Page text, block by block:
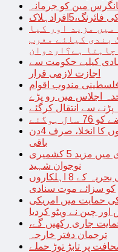
مین کو جرمانہ
مزید اور کیا
بندی کیلئے مغرب
ہے؟اردوان
کیلیے حکومت سے
اجازت لازمی قرار
مندوب اقوام
اجلاس میں رو پڑے
سے انتقال کرگئے
ہوگئے
غیر قانونی طور پر مقیم غیر ملکیوں کا انخلا، صرف 4دن
باقی
بھارتی فوج کی ریاستی دہشت گردی میں مزید 5 کشمیری
نوجوان شہید
جاسوسی کا الزام ثابت، قطر نے بھارتی بحریہ کے 8 اہلکاروں
کو سزائے موت سنادی
حمایت میں امریکی
چین نے ویٹو کردیا
جاری رکھیں گے،
ترجمان دفتر خارجہ
پر تابڑ توڑ حملے